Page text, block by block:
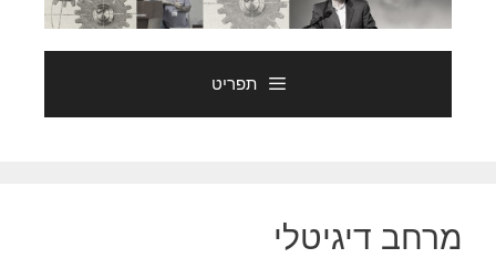
תפריט
מרחב דיגיטלי